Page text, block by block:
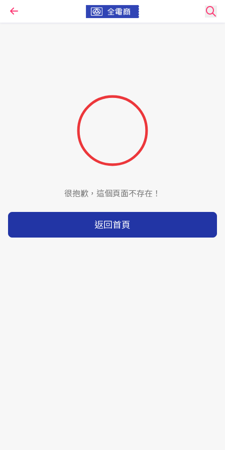
很抱歉，這個頁面不存在！
返回首頁